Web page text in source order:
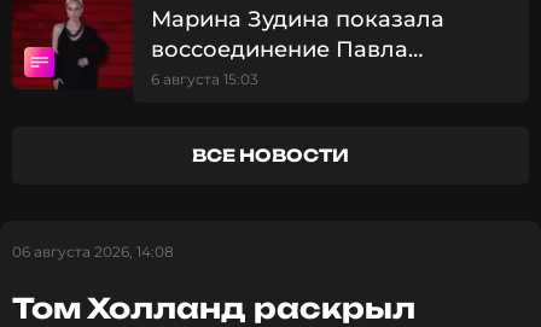
Читайте нас в Телеграме, чтобы
оставаться в курсе событий
Марина Зудина показала
воссоединение Павла
Табакова и Софьи Синицыной
6 августа 15:03
ВСЕ НОВОСТИ
06 августа 2026, 14:08
Том Холланд раскрыл